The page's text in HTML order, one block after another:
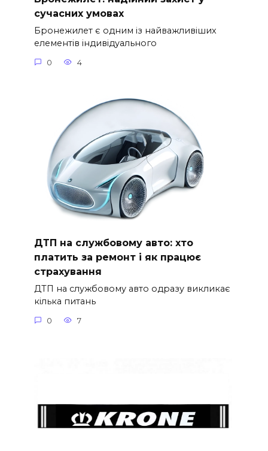
сучасних умовах
Бронежилет є одним із найважливіших
елементів індивідуального
0 4
ДТП на службовому авто: хто
платить за ремонт і як працює
страхування
ДТП на службовому авто одразу викликає
кілька питань
0 7